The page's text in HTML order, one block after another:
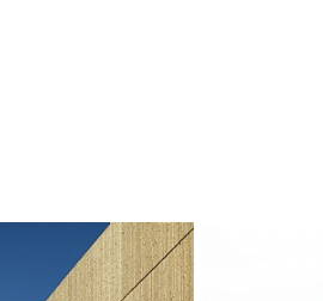
Kühen
reiche Flora